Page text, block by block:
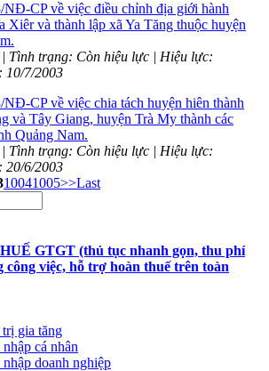
CP về việc điều chỉnh địa giới hành
Xiêr và thành lập xã Ya Tăng thuộc huyện
Tình trạng: Còn hiệu lực | Hiệu lực:
10/7/2003
CP về việc chia tách huyện hiên thành
và Tây Giang, huyện Trà My thành các
Quảng Nam.
Tình trạng: Còn hiệu lực | Hiệu lực:
20/6/2003
10041005>>Last
GTGT (thủ tục nhanh gọn, thu phí
công việc, hỗ trợ hoàn thuế trên toàn
gia tăng
cá nhân
doanh nghiệp